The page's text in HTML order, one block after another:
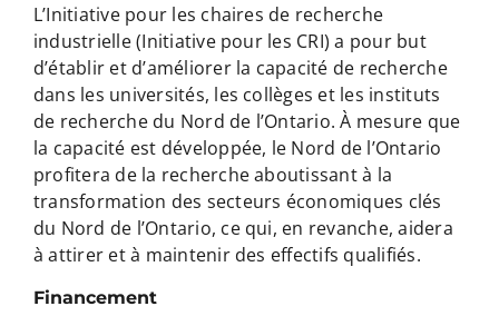
L’Initiative pour les chaires de recherche
industrielle (Initiative pour les CRI) a pour but
d’établir et d’améliorer la capacité de recherche
dans les universités, les collèges et les instituts
de recherche du Nord de l’Ontario. À mesure que
la capacité est développée, le Nord de l’Ontario
profitera de la recherche aboutissant à la
transformation des secteurs économiques clés
du Nord de l’Ontario, ce qui, en revanche, aidera
à attirer et à maintenir des effectifs qualifiés.
Financement